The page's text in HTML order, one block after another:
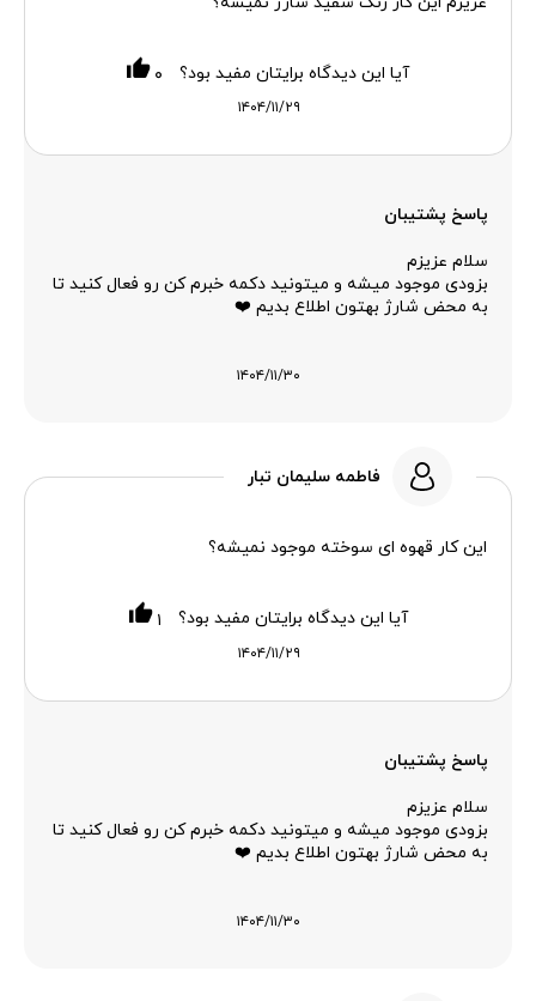
۱۴۰۴/۱۱/۲۹
آیا این دیدگاه برایتان مفید بود؟ ۰
پاسخ پشتیبان
سلام عزیزم
بزودی موجود میشه و میتونید دکمه خبرم کن رو فعال کنید تا
به محض شارژ بهتون اطلاع بدیم ❤️
۱۴۰۴/۱۱/۳۰
فاطمه سلیمان تبار
این کار قهوه ای سوخته موجود نمیشه؟
۱۴۰۴/۱۱/۲۹
آیا این دیدگاه برایتان مفید بود؟ ۱
پاسخ پشتیبان
سلام عزیزم
بزودی موجود میشه و میتونید دکمه خبرم کن رو فعال کنید تا
به محض شارژ بهتون اطلاع بدیم ❤️
۱۴۰۴/۱۱/۳۰